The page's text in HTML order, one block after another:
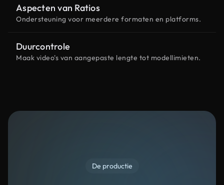
Aspecten van Ratios
Ondersteuning voor meerdere formaten en platforms.
Duurcontrole
Maak video's van aangepaste lengte tot modellimieten.
De productie